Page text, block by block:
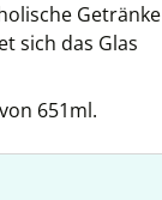
Getränke
sich das Glas
651ml.